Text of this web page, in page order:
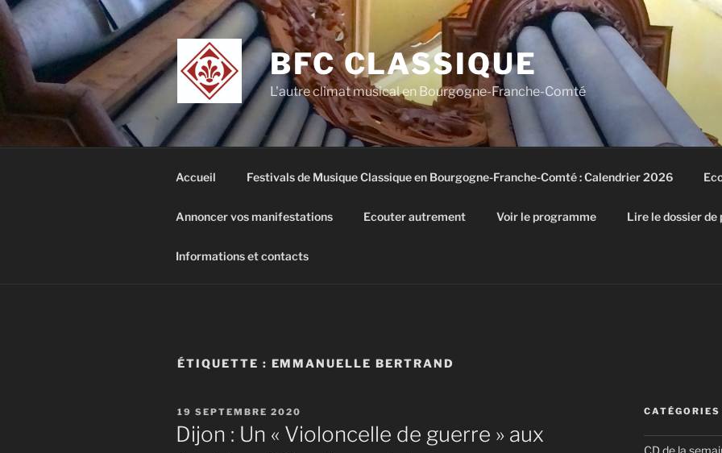
Aller
au
contenu
principal
BFC CLASSIQUE
L'autre climat musical en Bourgogne-Franche-Comté
Accueil Festivals de Musique Classique en Bourgogne-Franche-Comté : Calendrier 2026
Annoncer vos manifestations Ecouter autrement Voir le programme Lire le dossier de
Informations et contacts
ÉTIQUETTE : EMMANUELLE BERTRAND
PUBLIÉ
LE
19 SEPTEMBRE 2020
Dijon : Un « Violoncelle de guerre » aux
CATÉGORIES
CD de la